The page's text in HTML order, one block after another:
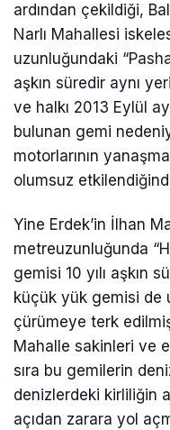
ardından çekildiği,
Narlı Mahallesi
uzunluğundaki
aşkın süredir aynı
ve halkı 2013 Eylül
bulunan gemi
motorlarının
olumsuz
Yine Erdek’in İlhan
metreuzunluğunda
gemisi 10 yılı aşkın
küçük yük gemisi de
çürümeye terk
Mahalle sakinleri ve
sıra bu gemilerin
denizlerdeki kirliliğin
açıdan zarara yol